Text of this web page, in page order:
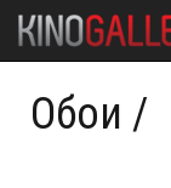
Обои /